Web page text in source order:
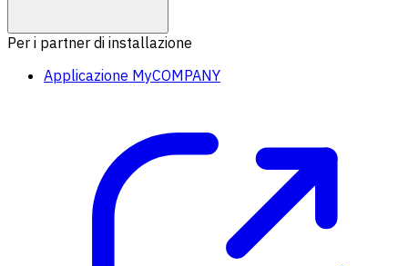
Per i partner di installazione
Applicazione MyCOMPANY